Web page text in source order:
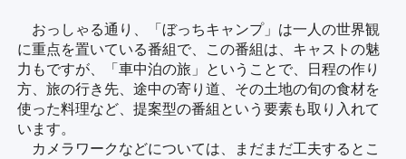
おっしゃる通り、「ぼっちキャンプ」は一人の世界観
に重点を置いている番組で、この番組は、キャストの魅
力もですが、「車中泊の旅」ということで、日程の作り
方、旅の行き先、途中の寄り道、その土地の旬の食材を
使った料理など、提案型の番組という要素も取り入れて
います。
カメラワークなどについては、まだまだ工夫するとこ